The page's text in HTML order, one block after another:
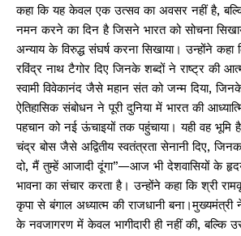
कहा कि यह केवल एक उत्सव का अवसर नहीं है,
नमन करने का दिन है जिसने भारत को सोचना
अन्याय के विरुद्ध संघर्ष करना सिखाया। उन्होंने
रविंद्र नाथ टैगोर दिए जिनके शब्दों ने राष्ट्र की
स्वामी विवेकानंद जैसे महान संत को जन्म दिया,
ऐतिहासिक संबोधन ने पूरी दुनिया में भारत की
पहचान को नई ऊंचाइयों तक पहुंचाया। यही वह भूमि
चंद्र बोस जैसे अद्वितीय स्वतंत्रता सेनानी दिए,
दो, मैं तुम्हें आजादी दूंगा”—आज भी देशवासियों के
भावना का संचार करता है। उन्होंने कहा कि श्री
कृपा से बंगाल अध्यात्म की राजधानी
के नवजागरण में केवल भागीदारी ही नहीं की, बल्कि